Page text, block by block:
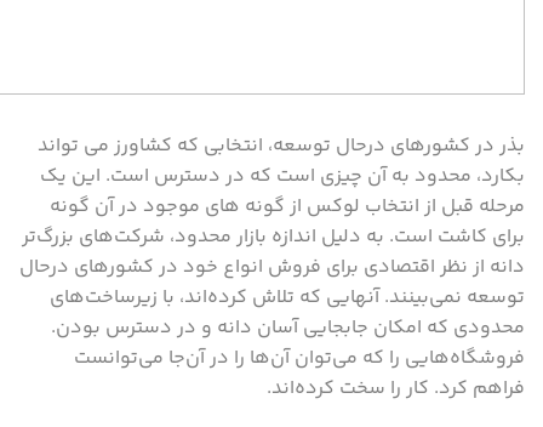
بذر در کشورهای درحال توسعه، انتخابی که کشاورز می تواند
بکارد، محدود به آن چیزی است که در دسترس است. این یک
مرحله قبل از انتخاب لوکس از گونه های موجود در آن گونه
برای کاشت است. به دلیل اندازه بازار محدود، شرکت‌های بزرگ‌تر
دانه از نظر اقتصادی برای فروش انواع خود در کشورهای درحال
توسعه نمی‌بینند. آنهایی که تلاش کرده‌اند، با زیرساخت‌های
محدودی که امکان جابجایی آسان دانه و در دسترس بودن.
فروشگاه‌هایی را که می‌توان آن‌ها را در آن‌جا می‌توانست
فراهم کرد. کار را سخت کرده‌اند.